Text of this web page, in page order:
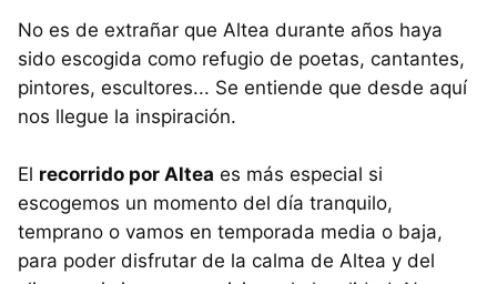
No es de extrañar que Altea durante años haya
sido escogida como refugio de poetas, cantantes,
pintores, escultores... Se entiende que desde aquí
nos llegue la inspiración.
El recorrido por Altea es más especial si
escogemos un momento del día tranquilo,
temprano o vamos en temporada media o baja,
para poder disfrutar de la calma de Altea y del